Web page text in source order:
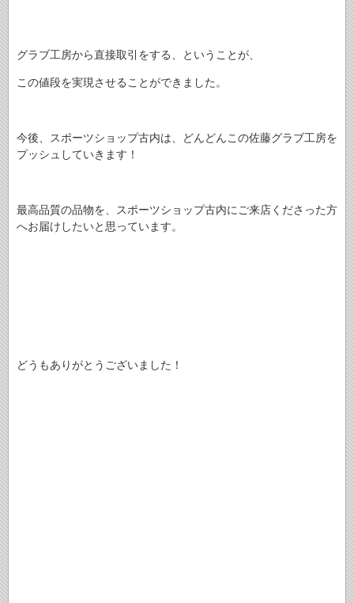
グラブ工房から直接取引をする、ということが、
この値段を実現させることができました。
今後、スポーツショップ古内は、どんどんこの佐藤グラブ工房を
プッシュしていきます！
最高品質の品物を、スポーツショップ古内にご来店くださった方
へお届けしたいと思っています。
どうもありがとうございました！